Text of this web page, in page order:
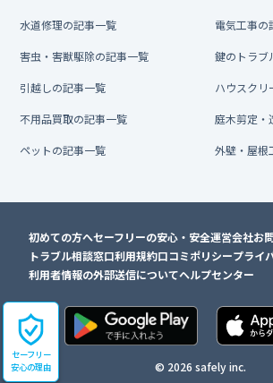
セーフリー
安心の理由
水道修理の記事一覧 電気工事の
害虫・害獣駆除の記事一覧 鍵のトラブ
引越しの記事一覧 ハウスクリ
不用品買取の記事一覧 庭木剪定・
ペットの記事一覧 外壁・屋根
初めての方へセーフリーの安心・安全運営会社お
トラブル相談窓口利用規約口コミポリシープライ
利用者情報の外部送信についてヘルプセンター
© 2026 safely inc.